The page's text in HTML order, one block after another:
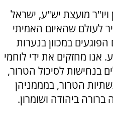
מועצת יש"ע, ישראל
לעולם שהאיום האמיתי
במכוון בנערות
אנו מחזקים את ידי לוחמי
בנחישות לסיכול הטרור,
הטרור, במממניהן
ביהודה ושומרון.